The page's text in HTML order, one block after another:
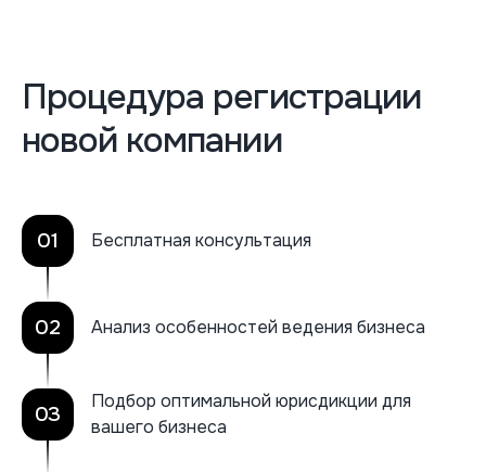
Процедура регистрации
новой компании
01 Бесплатная консультация
02 Анализ особенностей ведения бизнеса
03
Подбор оптимальной юрисдикции для
вашего бизнеса